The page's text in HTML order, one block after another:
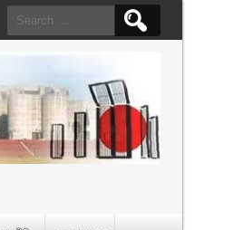
Search
for: